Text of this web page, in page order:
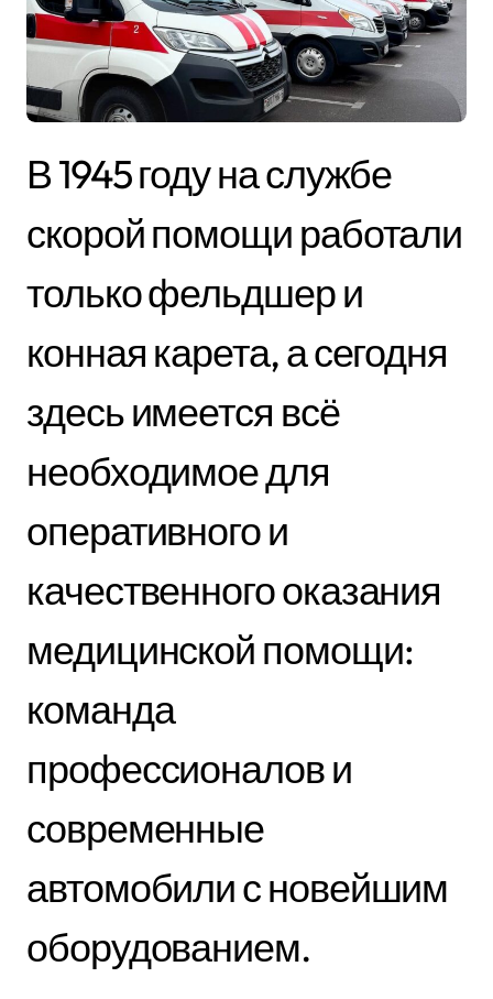
В 1945 году на службе
скорой помощи работали
только фельдшер и
конная карета, а сегодня
здесь имеется всё
необходимое для
оперативного и
качественного оказания
медицинской помощи:
команда
профессионалов и
современные
автомобили с новейшим
оборудованием.